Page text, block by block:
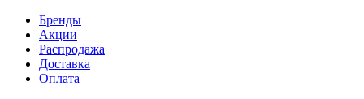
Бренды
Акции
Распродажа
Доставка
Оплата